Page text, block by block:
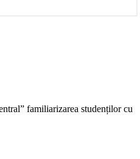
familiarizarea studenților cu